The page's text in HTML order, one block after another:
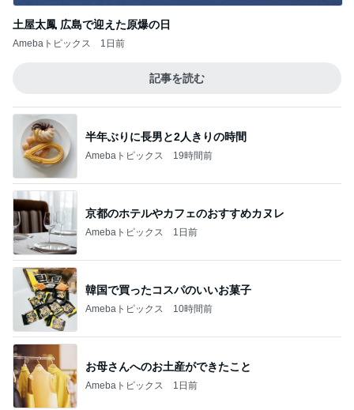
土屋太鳳 広島で迎えた原爆の日
Amebaトピックス 1日前
記事を読む
半年ぶりに長男と2人きりの時間
Amebaトピックス 19時間前
京都のホテルやカフェのおすすめカヌレ
Amebaトピックス 1日前
韓国で買ったコスパのいいお菓子
Amebaトピックス 10時間前
お母さんへのお土産ができたこと
Amebaトピックス 1日前